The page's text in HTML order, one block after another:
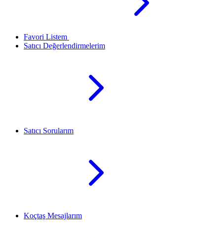
Favori Listem
Satıcı Değerlendirmelerim
Satıcı Sorularım
Koçtaş Mesajlarım